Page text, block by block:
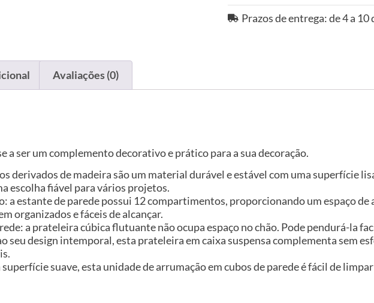
Prazos de entrega: de 4 a 10
Avaliações (0)
a ser um complemento decorativo e prático para a sua decoração.
derivados de madeira são um material durável e estável com uma superfície
escolha fiável para vários projetos.
a estante de parede possui 12 compartimentos, proporcionando um espaço
organizados e fáceis de alcançar.
a prateleira cúbica flutuante não ocupa espaço no chão. Pode pendurá-la
seu design intemporal, esta prateleira em caixa suspensa complementa sem
superfície suave, esta unidade de arrumação em cubos de parede é fácil de